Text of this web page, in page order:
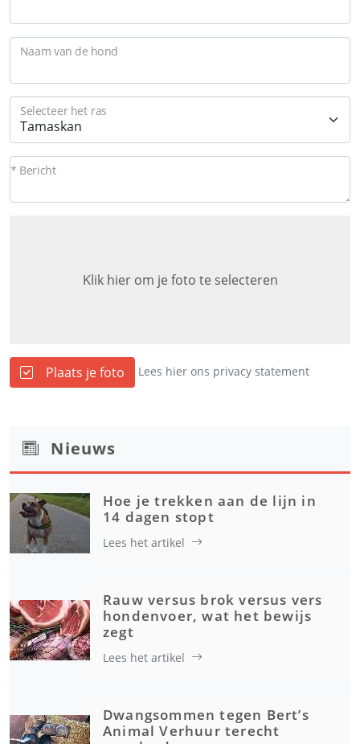
Naam van de hond
Selecteer het ras
* Bericht
Klik hier om je foto te selecteren
Plaats je foto Lees hier ons privacy statement
Nieuws
Hoe je trekken aan de lijn in
14 dagen stopt
Lees het artikel
Rauw versus brok versus vers
hondenvoer, wat het bewijs
zegt
Lees het artikel
Dwangsommen tegen Bert’s
Animal Verhuur terecht